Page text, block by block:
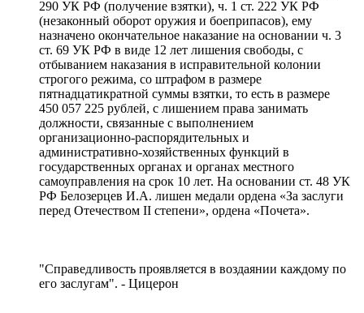
290 УК РФ (получение взятки), ч. 1 ст. 222 УК РФ
(незаконный оборот оружия и боеприпасов), ему
назначено окончательное наказание на основании ч. 3
ст. 69 УК РФ в виде 12 лет лишения свободы, с
отбыванием наказания в исправительной колонии
строгого режима, со штрафом в размере
пятнадцатикратной суммы взятки, то есть в размере
450 057 225 рублей, с лишением права занимать
должности, связанные с выполнением
организационно-распорядительных и
административно-хозяйственных функций в
государственных органах и органах местного
самоуправления на срок 10 лет. На основании ст. 48 УК
РФ Белозерцев И.А. лишен медали ордена «За заслуги
перед Отечеством II степени», ордена «Почета».
"Справедливость проявляется в воздаянии каждому по
его заслугам". - Цицерон